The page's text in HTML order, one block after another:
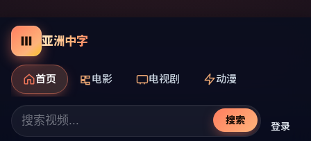
亚洲中字
首页 电影 电视剧 动漫
搜索 登录